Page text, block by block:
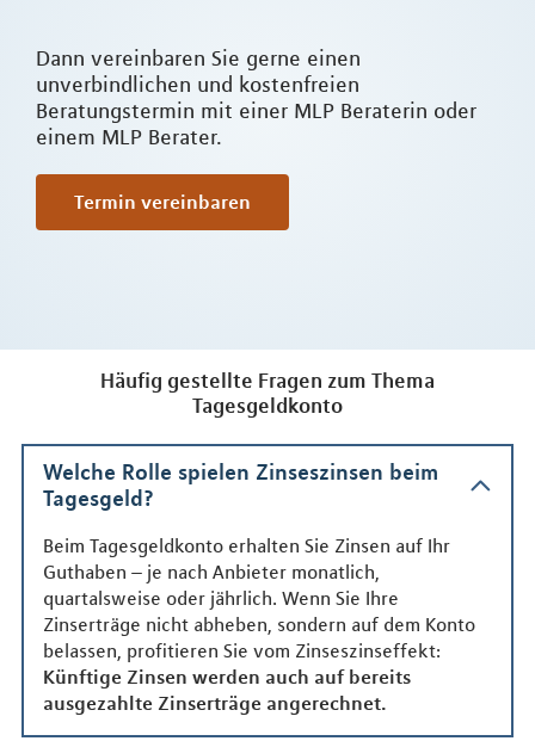
Dann vereinbaren Sie gerne einen
unverbindlichen und kostenfreien
Beratungstermin mit einer MLP Beraterin oder
einem MLP Berater.
Termin vereinbaren
Häufig gestellte Fragen zum Thema
Tagesgeldkonto
Welche Rolle spielen Zinseszinsen beim
Tagesgeld?
Beim Tagesgeldkonto erhalten Sie Zinsen auf Ihr
Guthaben – je nach Anbieter monatlich,
quartalsweise oder jährlich. Wenn Sie Ihre
Zinserträge nicht abheben, sondern auf dem Konto
belassen, profitieren Sie vom Zinseszinseffekt:
Künftige Zinsen werden auch auf bereits
ausgezahlte Zinserträge angerechnet.